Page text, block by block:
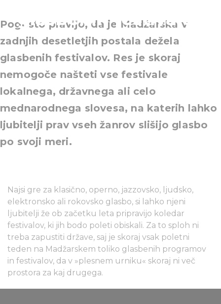
glasbenih festivalov
Pogosto pravijo, da je Madžarska v
zadnjih desetletjih postala dežela
glasbenih festivalov. Res je skoraj
nemogoče našteti vse festivale
lokalnega, državnega ali celo
mednarodnega slovesa, na katerih lahko
ljubitelji prav vseh žanrov slišijo glasbo
po svoji meri.
Najsi gre za klasično, operno, jazzovsko, ljudsko,
elektronsko ali rokovsko glasbo, si lahko njeni
ljubitelji že ob začetku leta pripravijo koledar
festivalov, ki jih bodo poleti obiskali. Za to sploh ni
treba zapustiti države, saj je skoraj vsak poletni
teden na Madžarskem toliko glasbenih programov
in festivalov, da v »plesnem urniku« skoraj ni več
prostora za kaj drugega.